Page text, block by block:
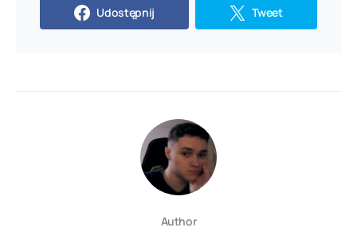
Udostępnij Tweet
Author